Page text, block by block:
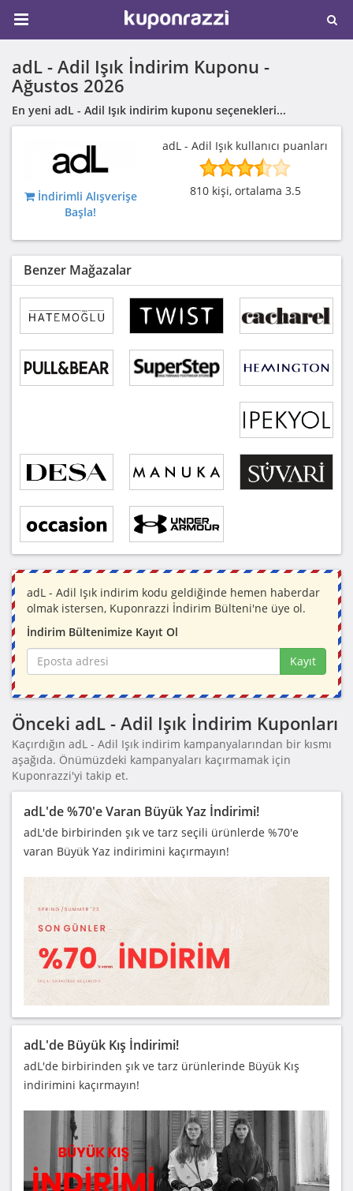
adL - Adil Işık İndirim Kuponu -
Ağustos 2026
En yeni adL - Adil Işık indirim kuponu seçenekleri...
İndirimli Alışverişe
Başla!
adL - Adil Işık kullanıcı puanları
810 kişi, ortalama 3.5
Benzer Mağazalar
adL - Adil Işık indirim kodu geldiğinde hemen haberdar
olmak istersen, Kuponrazzi İndirim Bülteni'ne üye ol.
İndirim Bültenimize Kayıt Ol
Kayıt
Önceki adL - Adil Işık İndirim Kuponları
Kaçırdığın adL - Adil Işık indirim kampanyalarından bir kısmı
aşağıda. Önümüzdeki kampanyaları kaçırmamak için
Kuponrazzi'yi takip et.
adL'de %70'e Varan Büyük Yaz İndirimi!
adL'de birbirinden şık ve tarz seçili ürünlerde %70'e
varan Büyük Yaz indirimini kaçırmayın!
adL'de Büyük Kış İndirimi!
adL'de birbirinden şık ve tarz ürünlerinde Büyük Kış
indirimini kaçırmayın!